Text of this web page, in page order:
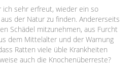
ich sehr erfreut, wieder ein so
der Natur zu finden. Andererseits
Schädel mitzunehmen, aus Furcht
dem Mittelalter und der Warnung
Ratten viele üble Krankheiten
auch die Knochenüberreste?